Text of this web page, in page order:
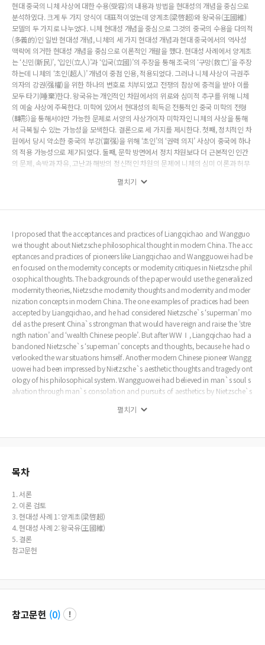
현대 중국의 니체 사상에 대한 수용(受容)의 내용과 방법을 현대성의 개념을 중심으로
분석하였다. 크게 두 가지 양식이 대표적이었는데 양계초(梁啓超)와 왕국유(王國維)
모델의 두 가지로 나누었다. 니체 현대성 개념을 중심으로 그것의 중국의 수용을 다의적
(多義的)인 일반 현대성 개념, 니체의 세 가지 현대성 개념과 현대 중국에서의 역사성
맥락에 의거한 현대성 개념을 중심으로 이론적인 개괄을 했다. 현대성 사례에서 양계초
는 ‘신민(新民)’, ‘입인(立人)’과 ‘입국(立國)’의 주장을 통해 조국의 ‘구망(救亡)’을 주장
하는데 니체의 ‘초인(超人)’ 개념이 중점 인용, 적용되었다. 그러나 니체 사상이 극권주
의자의 강권(强權)을 위한 하나의 변호로 치부되었고 전쟁의 참상에 충격을 받아 이를
모두 타기(唾棄)한다. 왕국유는 개인적인 차원에서의 위로와 심미적 추구를 위해 니체
의 예술 사상에 주목한다. 미학에 있어서 현대성의 획득은 전통적인 중국 미학의 전형
(轉形)을 통해서야만 가능한 문제로 서양의 사상가이자 미학자인 니체의 사상을 통해
서 극복될 수 있는 가능성을 모색한다. 결론으로 세 가지를 제시한다. 첫째, 정치적인 차
원에서 당시 약소한 중국의 부강(富强)을 위해 ‘초인’의 ‘권력 의지’ 사상이 중국에 하나
의 적용 가능성으로 제기되었다. 둘째, 문학 방면에서 정치 차원보다 더 근본적인 인간
의 문제, 속박과 자유, 고난과 해방의 정신적인 차원의 문제에 니체의 심미 이론과 허무
에 대한 의미는 특수한 정신과 문화의 문제로 환원된다.
펼치기
I proposed that the acceptances and practices of Liangqichao and Wangguo
wei thought about Nietzsche philosophical thought in modern China. The acc
eptances and practices of pioneers like Liangqichao and Wangguowei had be
en focused on the modernity concepts or modernity critiques in Nietzsche phil
osophical thoughts. The backgrounds of the paper would use the generalized
modernity theories, Nietzsche modernity thoughts and modernity and moder
nization concepts in modern China. The one examples of practices had been
accepted by Liangqichao, and he had considered Nietzsche`s ‘superman’ mo
del as the present China`s strongman that would have reign and raise the ‘stre
ngth nation’ and ‘wealth Chinese people’. But after WWⅠ, Liangqichao had a
bandoned Nietzsche`s ‘superman’ concepts and thoughts, because he had o
verlooked the war situations himself. Another modern Chinese pioneer Wangg
uowei had been impressed by Nietzsche`s aesthetic thoughts and tragedy ont
ology of his philosophical system. Wangguowei had believed in man`s soul s
alvation through man`s consolation and pursuits of aesthetics by Nietzsche`s
possibilities of ‘superman’ concepts being accepted and practiced in the politi
ion and consolation of Nietzsche`s aesthetic thoughts or concepts being acce
lts of area`s specific characteristics in the spirits and cultures.
펼치기
목차
1. 서론
2. 이론 검토
3. 현대성 사례 1: 양계초(梁啓超)
4. 현대성 사례 2: 왕국유(王國維)
5. 결론
참고문헌
참고문헌 (0)